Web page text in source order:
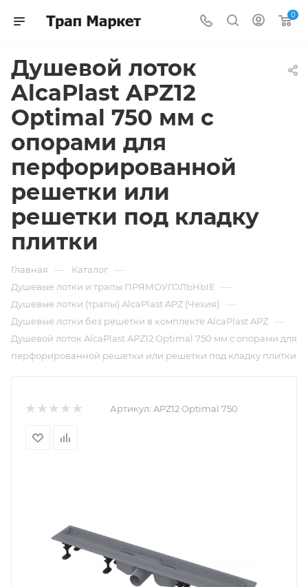
0
Душевой лоток
AlcaPlast APZ12
Optimal 750 мм с
опорами для
перфорированной
решетки или
решетки под кладку
плитки
Главная — Каталог —
Душевые лотки и трапы ПРЯМОУГОЛЬНЫЕ —
Душевые лотки (трапы) AlcaPlast APZ (Чехия) —
Душевые лотки без решетки в комплекте AlcaPlast APZ —
Душевой лоток AlcaPlast APZ12 Optimal 750 мм с опорами для
перфорированной решетки или решетки под кладку плитки
Артикул: APZ12 Optimal 750